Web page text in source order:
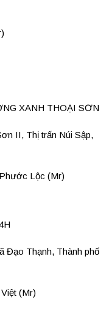
XANH THOẠI SƠN
II, Thị trấn Núi Sập,
Lộc (Mr)
Đạo Thạnh, Thành phố
(Mr)